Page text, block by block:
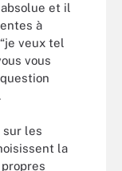
et il
à
veux tel
vous
sur les
la